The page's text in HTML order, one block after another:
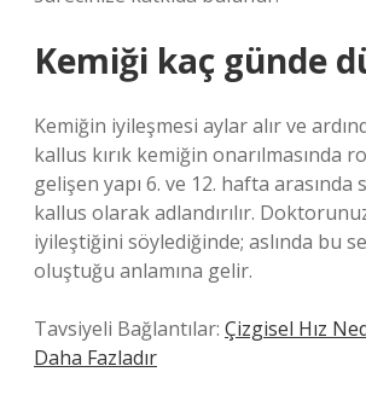
Kemiği kaç günde
Kemiğin iyileşmesi aylar alır ve
kallus kırık kemiğin onarılmasında
gelişen yapı 6. ve 12. hafta
kallus olarak adlandırılır.
iyileştiğini söylediğinde; aslında bu
oluştuğu anlamına gelir.
Tavsiyeli Bağlantılar: Çizgisel Hız
Daha Fazladır